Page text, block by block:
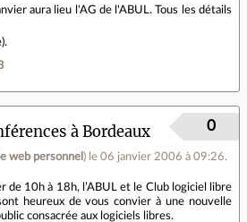
aura lieu l'AG de l'ABUL. Tous les détails
).
à Bordeaux
web personnel ) le 06 janvier 2006 à 09:26.
0
de 10h à 18h, l’ABUL et le Club logiciel libre
heureux de vous convier à une nouvelle
consacrée aux logiciels libres.